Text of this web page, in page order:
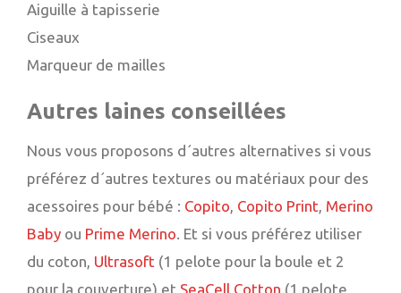
Aiguille à tapisserie
Ciseaux
Marqueur de mailles
Autres laines conseillées
Nous vous proposons d´autres alternatives si vous
préférez d´autres textures ou matériaux pour des
acessoires pour bébé : Copito, Copito Print, Merino
Baby ou Prime Merino. Et si vous préférez utiliser
du coton, Ultrasoft (1 pelote pour la boule et 2
pour la couverture) et SeaCell Cotton (1 pelote